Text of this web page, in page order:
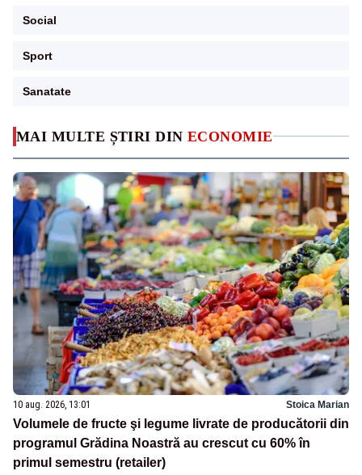
MAI MULTE ȘTIRI DIN ECONOMIE
10 aug. 2026, 13:01 Stoica Marian
Volumele de fructe şi legume livrate de producătorii din
programul Grădina Noastră au crescut cu 60% în
primul semestru (retailer)
Social
Sport
Sanatate